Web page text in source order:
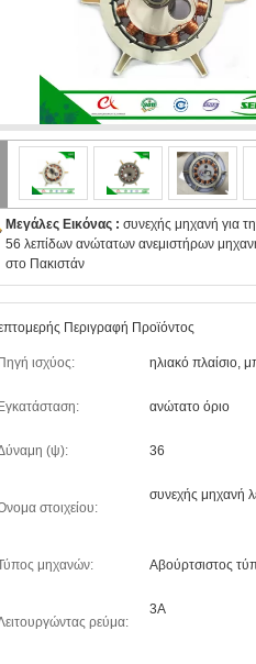
Μεγάλες Εικόνας : συνεχής μηχανή για
56 λεπίδων ανώτατων ανεμιστήρων
στο Πακιστάν
Περιγραφή Προϊόντος
Πηγή ισχύος: ηλιακό πλαίσιο,
Εγκατάσταση: ανώτατο όριο
(ψ): 36
στοιχείου:
συνεχής μηχανή
μηχανών: Αβούρτσιστος
ρεύμα:
3A